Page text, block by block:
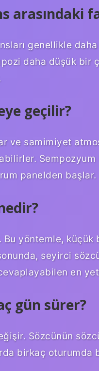
arasındaki
genellikle
daha düşük
geçilir?
ve samimiyet
panelden başlar.
Bu yöntemle,
seyirci
en
gün sürer?
Sözcünün
birkaç oturumda